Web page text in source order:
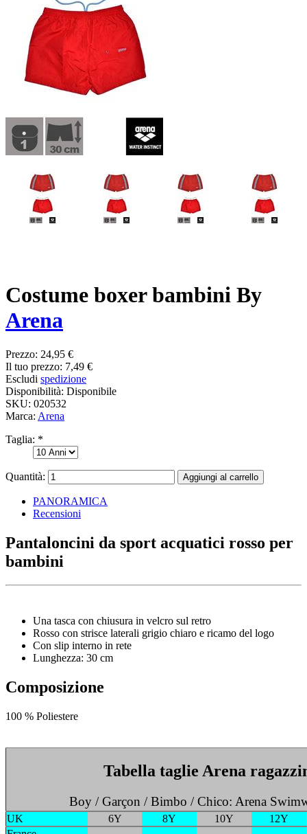
Costume boxer bambini By
Arena
Prezzo: 24,95 €
Il tuo prezzo: 7,49 €
Escludi spedizione
Disponibilità: Disponibile
SKU: 020532
Marca: Arena
Taglia: *
Quantità:
PANORAMICA
Recensioni
Pantaloncini da sport acquatici rosso per
bambini
Una tasca con chiusura in velcro sul retro
Rosso con strisce laterali grigio chiaro e ricamo del logo
Con slip interno in rete
Lunghezza: 30 cm
Composizione
100 % Poliestere
Tabella taglie Arena
Boy / Garçon / Bimbo / Chico: Arena
UK 6Y 8Y 10Y
12Y